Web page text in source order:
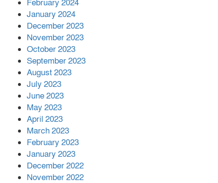
February 2024
January 2024
December 2023
November 2023
October 2023
September 2023
August 2023
July 2023
June 2023
May 2023
April 2023
March 2023
February 2023
January 2023
December 2022
November 2022